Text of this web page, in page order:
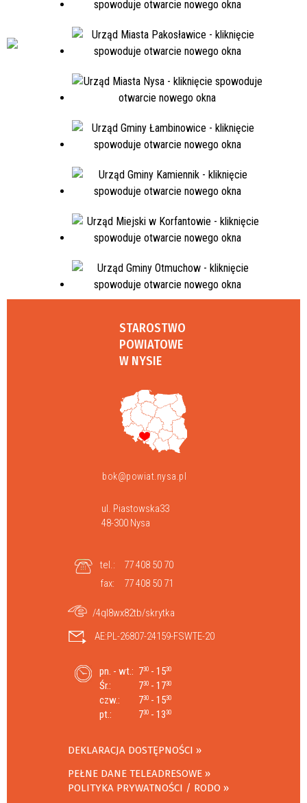
STAROSTWO
POWIATOWE
W NYSIE
bok@powiat.nysa.pl
ul. Piastowska33
48-300 Nysa
tel.:
77 408 50 70
fax:
77 408 50 71
/4ql8wx82tb/skrytka
AE:PL-26807-24159-FSWTE-20
pn. - wt.: 730 - 1530
Śr.: 730 - 1730
czw.: 730 - 1530
pt.: 730 - 1330
DEKLARACJA DOSTĘPNOŚCI
PEŁNE DANE TELEADRESOWE
POLITYKA PRYWATNOŚCI / RODO